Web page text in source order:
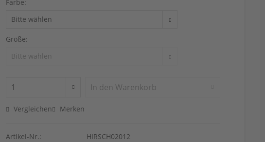
Farbe:
Größe:
In den Warenkorb
Vergleichen Merken
Artikel-Nr.: HIRSCH02012